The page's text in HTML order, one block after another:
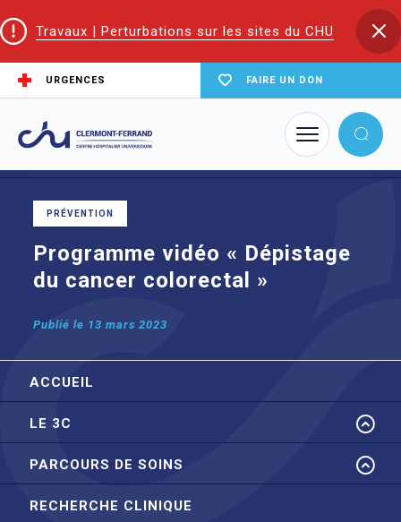
Travaux | Perturbations sur les sites du CHU
URGENCES FAIRE UN DON
Accueil
Fédération de cancérologie
Programme vidéo « Dépistage du cancer colorectal »
PRÉVENTION
Programme vidéo « Dépistage
du cancer colorectal »
Publié le 13 mars 2023
ACCUEIL
LE 3C
PARCOURS DE SOINS
RECHERCHE CLINIQUE